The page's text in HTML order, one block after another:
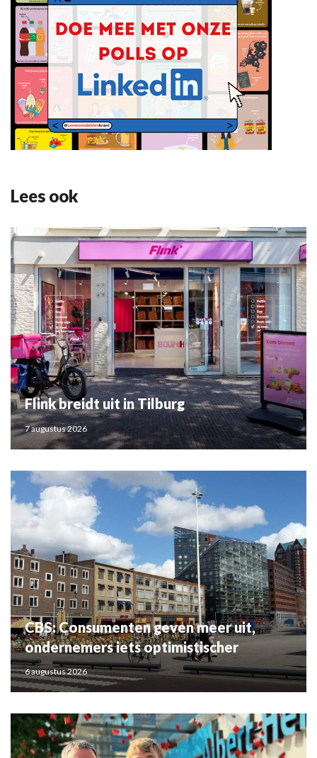
Lees ook
Flink breidt uit in Tilburg
7 augustus 2026
CBS: Consumenten geven meer uit,
ondernemers iets optimistischer
6 augustus 2026